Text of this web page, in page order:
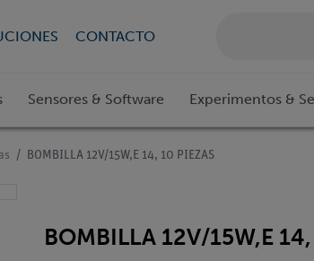
CONTACTO
Sensores & Software Experimentos &
BOMBILLA 12V/15W,E 14, 10 PIEZAS
BOMBILLA 12V/15W,E